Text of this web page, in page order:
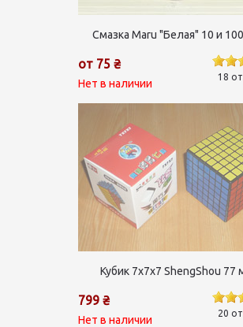
Смазка Maru "Белая" 10 и
от 75 ₴
Нет в наличии
18
Кубик 7х7х7 ShengShou 77
799 ₴
Нет в наличии
20